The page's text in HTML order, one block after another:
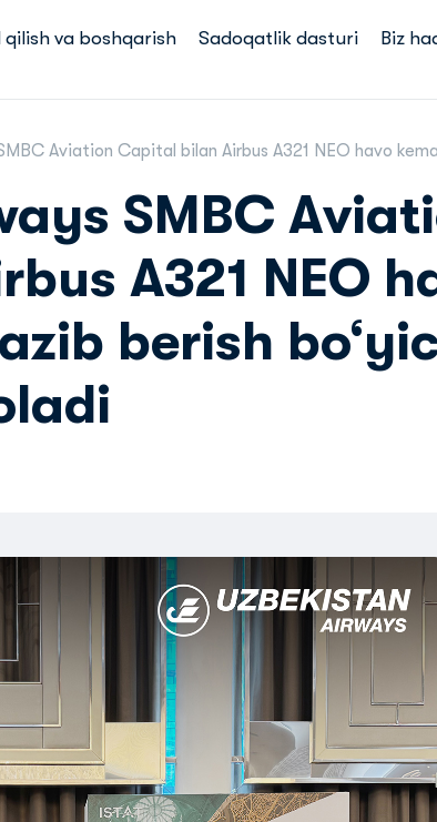
qilish va boshqarish Sadoqatlik dasturi Biz
Aviation Capital bilan Airbus A321 NEO havo
SMBC
A321 NEO
berish